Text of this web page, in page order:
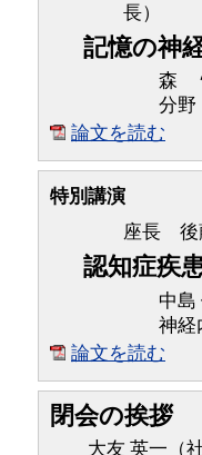
長）
記憶の神
森
分
論文を読む
特別講演
座長 後
認知症疾
中
神経
論文を読む
閉会の挨拶
大友 英一（社